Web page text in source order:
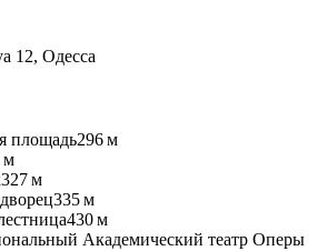
12, Одесса
площадь296 м
м
327 м
335 м
430 м
Академический театр Оперы